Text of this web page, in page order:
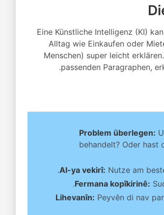
Eine Künstliche Intelligenz (KI)
Alltag wie Einkaufen oder
Menschen) super leicht
passenden Paragraphen,
Problem überlegen:
behandelt? Oder hast
AI-ya vekirî: Nutze am
Fermana kopîkirinê:
Lihevanîn: Peyvên di nav